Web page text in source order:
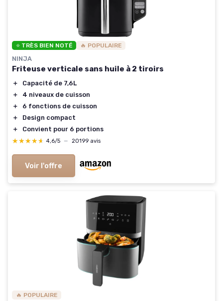
⭐ TRÈS BIEN NOTÉ 🔥 POPULAIRE
NINJA
Friteuse verticale sans huile à 2 tiroirs
＋
Capacité de 7,6L
＋
4 niveaux de cuisson
＋
6 fonctions de cuisson
＋
Design compact
＋
Convient pour 6 portions
★★★★★
★★★★★ 4,6/5 — 20199 avis
Voir l'offre
🔥 POPULAIRE